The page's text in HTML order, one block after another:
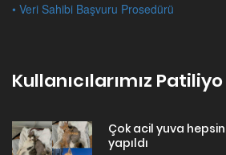
• Veri Sahibi Başvuru Prosedürü
Kullanıcılarımız Patiliyo
Çok acil yuva
yapıldı